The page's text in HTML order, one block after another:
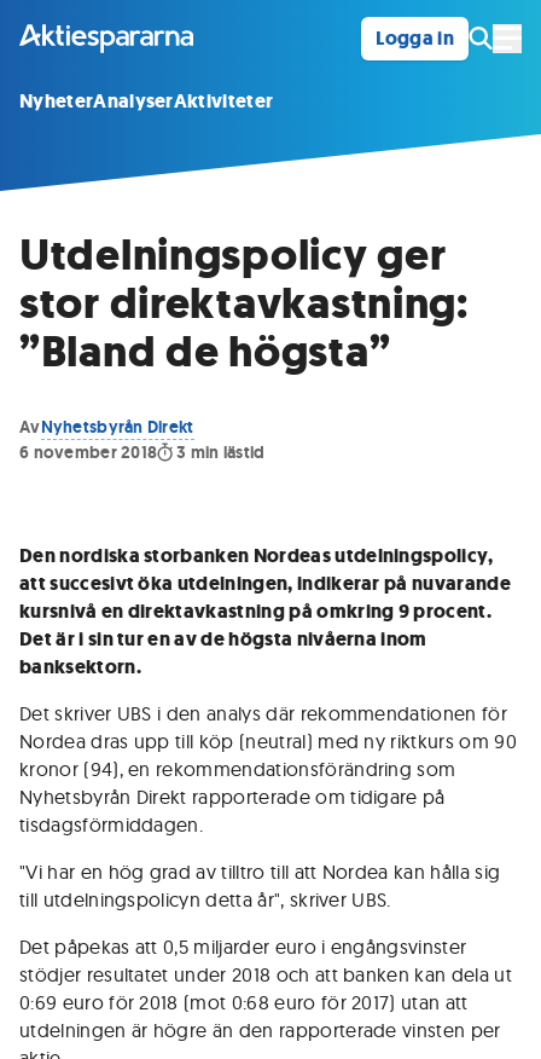
Logga in
NyheterAnalyserAktiviteter
Utdelningspolicy ger
stor direktavkastning:
”Bland de högsta”
AvNyhetsbyrån Direkt
6 november 2018
3 min lästid
Den nordiska storbanken Nordeas utdelningspolicy,
att succesivt öka utdelningen, indikerar på nuvarande
kursnivå en direktavkastning på omkring 9 procent.
Det är i sin tur en av de högsta nivåerna inom
banksektorn.
Det skriver UBS i den analys där rekommendationen för
Nordea dras upp till köp (neutral) med ny riktkurs om 90
kronor (94), en rekommendationsförändring som
Nyhetsbyrån Direkt rapporterade om tidigare på
tisdagsförmiddagen.
"Vi har en hög grad av tilltro till att Nordea kan hålla sig
till utdelningspolicyn detta år", skriver UBS.
Det påpekas att 0,5 miljarder euro i engångsvinster
stödjer resultatet under 2018 och att banken kan dela ut
0:69 euro för 2018 (mot 0:68 euro för 2017) utan att
utdelningen är högre än den rapporterade vinsten per